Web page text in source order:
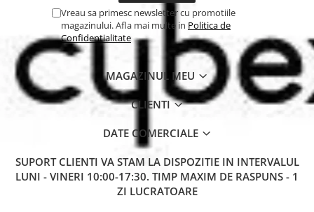
Vreau sa primesc newsletter cu promotiile
magazinului. Afla mai multe in Politica de
Confidentialitate
MAGAZINUL MEU
CLIENTI
DATE COMERCIALE
SUPORT CLIENTI VA STAM LA DISPOZITIE IN INTERVALUL
LUNI - VINERI 10:00-17:30. TIMP MAXIM DE RASPUNS - 1
ZI LUCRATOARE